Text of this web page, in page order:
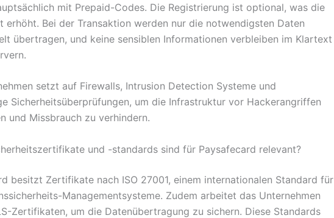
mit Prepaid-Codes. Die Registrierung ist optional, was die
erhöht. Bei der Transaktion werden nur die notwendigsten Daten
übertragen, und keine sensiblen Informationen verbleiben im Klartext
setzt auf Firewalls, Intrusion Detection Systeme und
Sicherheitsüberprüfungen, um die Infrastruktur vor Hackerangriffen
und Missbrauch zu verhindern.
und -standards sind für Paysafecard relevant?
besitzt Zertifikate nach ISO 27001, einem internationalen Standard für
Managementsysteme. Zudem arbeitet das Unternehmen
Zertifikaten, um die Datenübertragung zu sichern. Diese Standards